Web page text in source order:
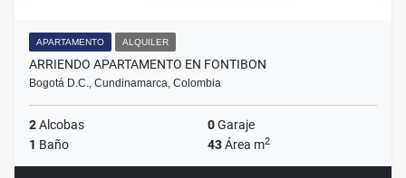
APARTAMENTO ALQUILER
ARRIENDO APARTAMENTO EN FONTIBON
Bogotá D.C., Cundinamarca, Colombia
2Alcobas 0Garaje
1 Baño 43Área m2